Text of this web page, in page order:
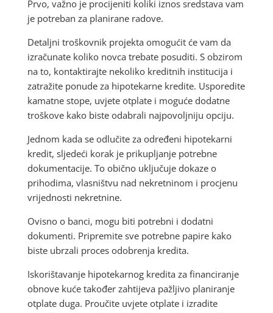
Prvo, važno je procijeniti koliki iznos sredstava vam
je potreban za planirane radove.
Detaljni troškovnik projekta omogućit će vam da
izračunate koliko novca trebate posuditi. S obzirom
na to, kontaktirajte nekoliko kreditnih institucija i
zatražite ponude za hipotekarne kredite. Usporedite
kamatne stope, uvjete otplate i moguće dodatne
troškove kako biste odabrali najpovoljniju opciju.
Jednom kada se odlučite za određeni hipotekarni
kredit, sljedeći korak je prikupljanje potrebne
dokumentacije. To obično uključuje dokaze o
prihodima, vlasništvu nad nekretninom i procjenu
vrijednosti nekretnine.
Ovisno o banci, mogu biti potrebni i dodatni
dokumenti. Pripremite sve potrebne papire kako
biste ubrzali proces odobrenja kredita.
Iskorištavanje hipotekarnog kredita za financiranje
obnove kuće također zahtijeva pažljivo planiranje
otplate duga. Proučite uvjete otplate i izradite